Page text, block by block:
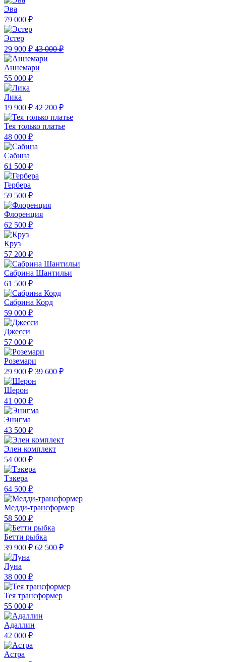
Эва
79 000 ₽
Эстер
29 900 ₽ 43 000 ₽
Аннемари
55 000 ₽
Лика
19 900 ₽ 42 200 ₽
Тея только платье
48 000 ₽
Сабина
61 500 ₽
Гербера
59 500 ₽
Флоренция
62 500 ₽
Круз
57 200 ₽
Сабрина Шантильи
61 500 ₽
Сабрина Корд
59 000 ₽
Джесси
57 000 ₽
Роземари
29 900 ₽ 39 600 ₽
Шерон
41 000 ₽
Энигма
43 500 ₽
Элен комплект
54 000 ₽
Тэкера
64 500 ₽
Медди-трансформер
58 500 ₽
Бетти рыбка
39 900 ₽ 62 500 ₽
Луна
38 000 ₽
Тея трансформер
55 000 ₽
Адаллин
42 000 ₽
Астра